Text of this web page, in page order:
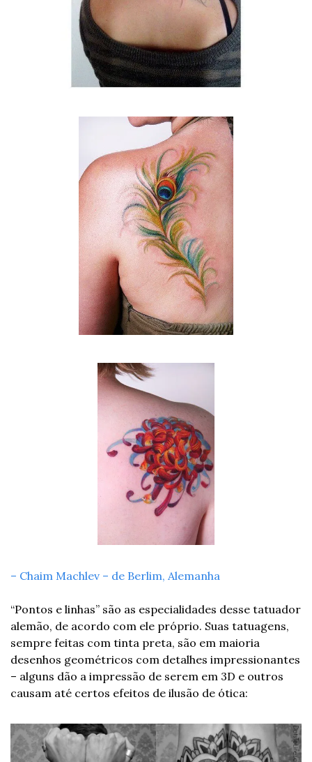
– Chaim Machlev – de Berlim, Alemanha
“Pontos e linhas” são as especialidades desse tatuador
alemão, de acordo com ele próprio. Suas tatuagens,
sempre feitas com tinta preta, são em maioria
desenhos geométricos com detalhes impressionantes
– alguns dão a impressão de serem em 3D e outros
causam até certos efeitos de ilusão de ótica: